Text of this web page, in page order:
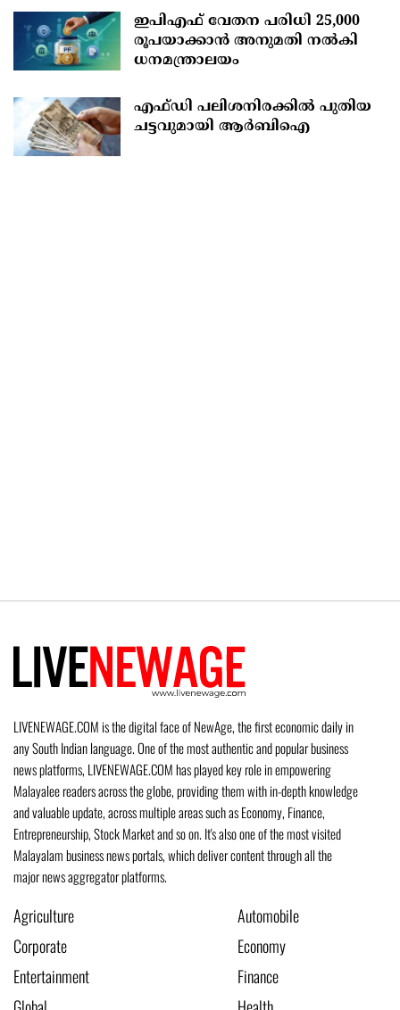
ഇപിഎഫ് വേതന പരിധി 25,000
രൂപയാക്കാൻ അനുമതി നൽകി
ധനമന്ത്രാലയം
എഫ്‍ഡി പലിശനിരക്കിൽ പുതിയ
ചട്ടവുമായി ആർബിഐ
LIVENEWAGE.COM is the digital face of NewAge, the first economic daily in
any South Indian language. One of the most authentic and popular business
news platforms, LIVENEWAGE.COM has played key role in empowering
Malayalee readers across the globe, providing them with in-depth knowledge
and valuable update, across multiple areas such as Economy, Finance,
Entrepreneurship, Stock Market and so on. It's also one of the most visited
Malayalam business news portals, which deliver content through all the
major news aggregator platforms.
Agriculture
Automobile
Corporate
Economy
Entertainment
Finance